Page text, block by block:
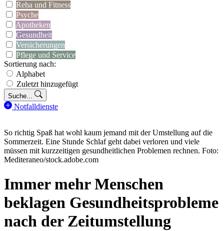
Reha und Fitness
Psyche
Apotheken
Gesundheit
Versicherungen
Pflege und Service
Sortierung nach:
Alphabet
Zuletzt hinzugefügt
Suche...
Notfalldienste
So richtig Spaß hat wohl kaum jemand mit der Umstellung auf die
Sommerzeit. Eine Stunde Schlaf geht dabei verloren und viele
müssen mit kurzzeitigen gesundheitlichen Problemen rechnen. Foto:
Mediteraneo/stock.adobe.com
Immer mehr Menschen
beklagen Gesundheitsprobleme
nach der Zeitumstellung